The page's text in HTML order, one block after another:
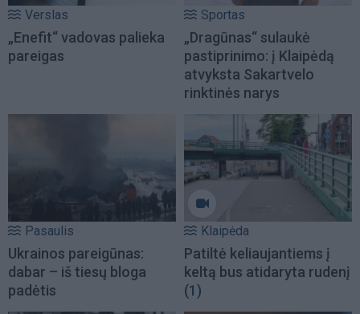
Verslas
„Enefit“ vadovas palieka
pareigas
Sportas
„Dragūnas“ sulaukė
pastiprinimo: į Klaipėdą
atvyksta Sakartvelo
rinktinės narys
Pasaulis
Ukrainos pareigūnas:
dabar – iš tiesų bloga
padėtis
Klaipėda
Patiltė keliaujantiems į
keltą bus atidaryta rudenį
(1)